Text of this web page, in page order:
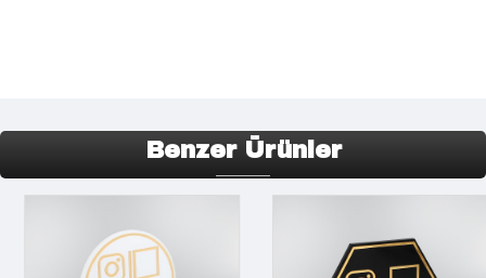
Benzer Ürünler